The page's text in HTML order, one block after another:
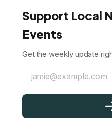
Support Local
Events
Get the weekly update
jamie@example.com